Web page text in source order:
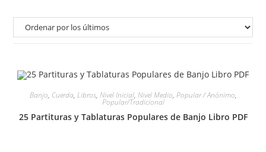
Banjo, Cuerda, Libros, Nivel Inicial, Nivel Medio, Popular / Anónimo,
Popular/Tradicional
25 Partituras y Tablaturas Populares de Banjo Libro PDF